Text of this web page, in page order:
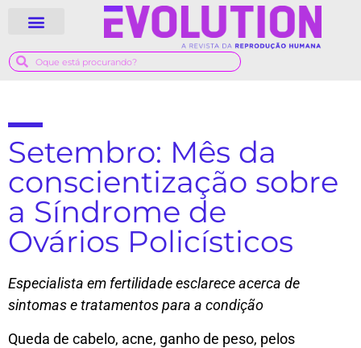
Setembro: Mês da
conscientização sobre
a Síndrome de
Ovários Policísticos
Especialista em fertilidade esclarece acerca de
sintomas e tratamentos para a condição
Queda de cabelo, acne, ganho de peso, pelos